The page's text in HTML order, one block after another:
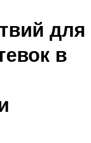
для
в